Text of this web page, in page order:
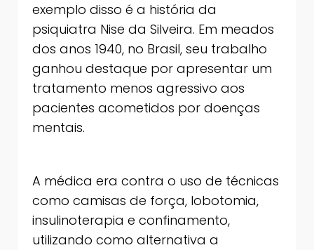
exemplo disso é a história da
psiquiatra Nise da Silveira. Em meados
dos anos 1940, no Brasil, seu trabalho
ganhou destaque por apresentar um
tratamento menos agressivo aos
pacientes acometidos por doenças
mentais.
A médica era contra o uso de técnicas
como camisas de força, lobotomia,
insulinoterapia e confinamento,
utilizando como alternativa a